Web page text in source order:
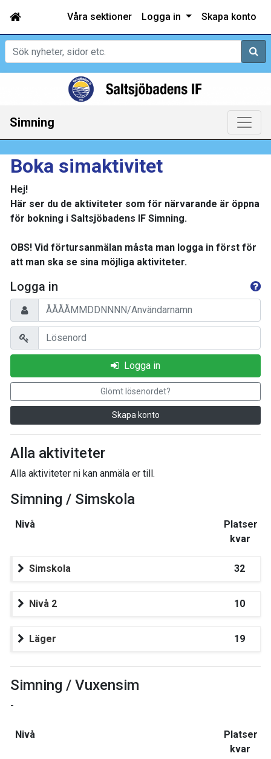
Våra sektioner Logga in Skapa konto
Sök
Simning
Boka simaktivitet
Hej!
Här ser du de aktiviteter som för närvarande är öppna
för bokning i Saltsjöbadens IF Simning.
OBS! Vid förtursanmälan måsta man logga in först för
att man ska se sina möjliga aktiviteter.
Logga in
Logga in
Glömt lösenordet?
Skapa konto
Alla aktiviteter
Alla aktiviteter ni kan anmäla er till.
Simning / Simskola
Nivå
Platser
kvar
Simskola 32
Nivå 2 10
Läger 19
Simning / Vuxensim
-
Nivå
Platser
kvar